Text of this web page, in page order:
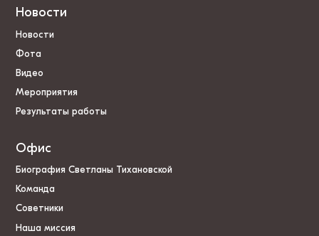
Новости
Новости
Фота
Видео
Мероприятия
Результаты работы
Офис
Биография Светланы Тихановской
Команда
Советники
Наша миссия